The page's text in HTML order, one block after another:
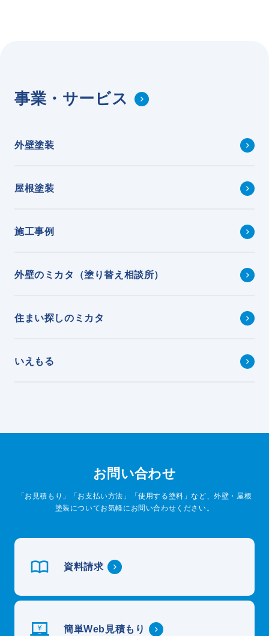
事業・サービス
外壁塗装
屋根塗装
施工事例
外壁のミカタ（塗り替え相談所）
住まい探しのミカタ
いえもる
お問い合わせ
「お見積もり」「お支払い方法」「使用する塗料」など、外壁・屋根
塗装についてお気軽にお問い合わせください。
資料請求
簡単Web見積もり